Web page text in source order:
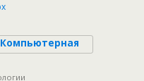
Компьютерная